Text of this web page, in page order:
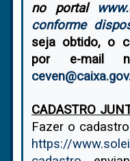
no portal
conforme
seja obtido, o
por e-mail
CADASTRO
Fazer o
https://